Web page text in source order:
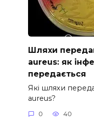
Шляхи
aureus: як
передається
Які шляхи
aureus?
0 40